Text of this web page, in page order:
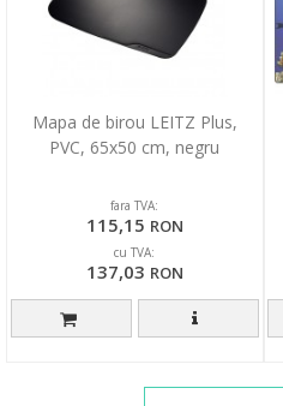
Mapa de birou LEITZ Plus,
PVC, 65x50 cm, negru
fara TVA:
115,15 RON
cu TVA:
137,03 RON